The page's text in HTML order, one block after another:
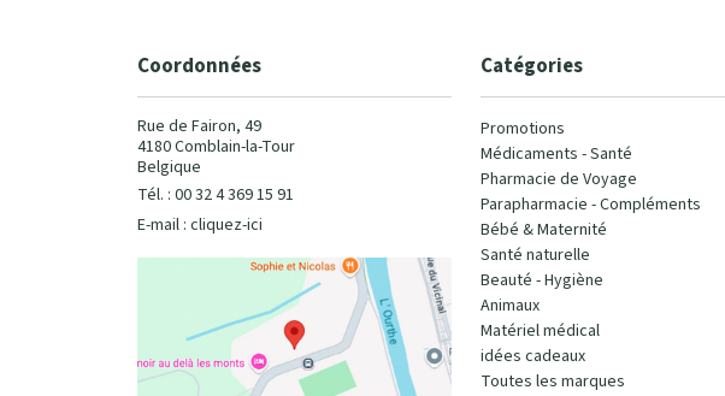
Coordonnées
Rue de Fairon, 49
4180 Comblain-la-Tour
Belgique
Tél. : 00 32 4 369 15 91
E-mail : cliquez-ici
Catégories
Promotions
Médicaments - Santé
Pharmacie de Voyage
Parapharmacie - Compléments
Bébé & Maternité
Santé naturelle
Beauté - Hygiène
Animaux
Matériel médical
idées cadeaux
Toutes les marques